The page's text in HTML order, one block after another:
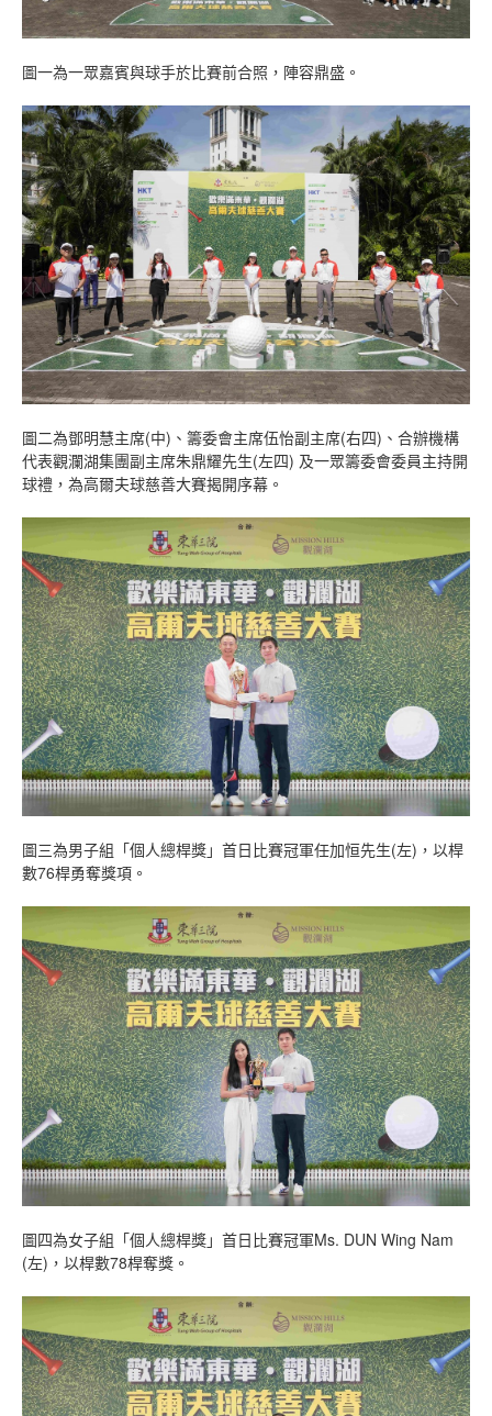
圖一為一眾嘉賓與球手於比賽前合照，陣容鼎盛。
圖二為鄧明慧主席(中)、籌委會主席伍怡副主席(右四)、合辦機構
代表觀瀾湖集團副主席朱鼎耀先生(左四) 及一眾籌委會委員主持開
球禮，為高爾夫球慈善大賽揭開序幕。
圖三為男子組「個人總桿獎」首日比賽冠軍任加恒先生(左)，以桿
數76桿勇奪獎項。
圖四為女子組「個人總桿獎」首日比賽冠軍Ms. DUN Wing Nam
(左)，以桿數78桿奪獎。